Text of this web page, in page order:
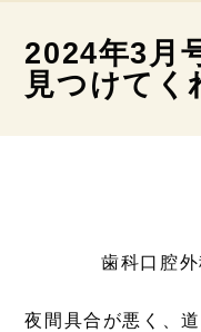
2024年3月
見つけてく
歯科口腔
夜間具合が悪く、